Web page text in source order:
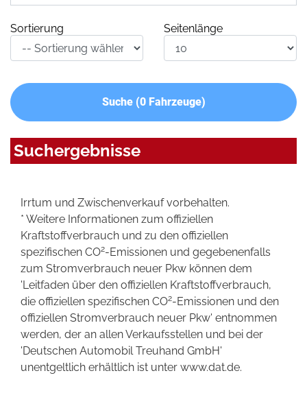
Sortierung Seitenlänge
Suche (0Fahrzeuge)
Suchergebnisse
Irrtum und Zwischenverkauf vorbehalten.
* Weitere Informationen zum offiziellen
Kraftstoffverbrauch und zu den offiziellen
spezifischen CO2-Emissionen und gegebenenfalls
zum Stromverbrauch neuer Pkw können dem
'Leitfaden über den offiziellen Kraftstoffverbrauch,
die offiziellen spezifischen CO2-Emissionen und den
offiziellen Stromverbrauch neuer Pkw' entnommen
werden, der an allen Verkaufsstellen und bei der
'Deutschen Automobil Treuhand GmbH'
unentgeltlich erhältlich ist unter www.dat.de.